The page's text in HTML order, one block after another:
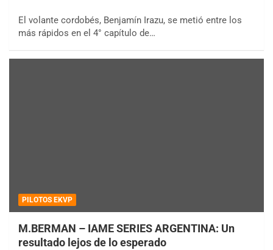
El volante cordobés, Benjamín Irazu, se metió entre los
más rápidos en el 4° capítulo de…
PILOTOS EKVP
M.BERMAN – IAME SERIES ARGENTINA: Un
resultado lejos de lo esperado